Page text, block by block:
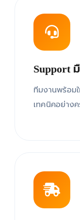
Support
ทีมงานพร้อม
เทคนิคอย่าง